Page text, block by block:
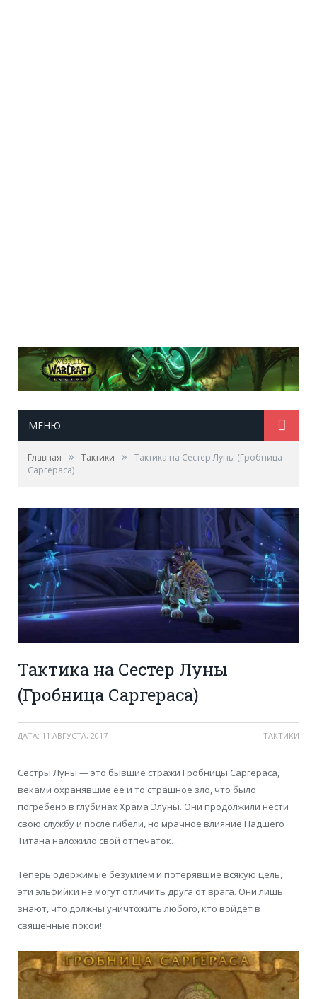
МЕНЮ
Главная » Тактики »
Тактика на Сестер Луны (Гробница
Саргераса)
Тактика на Сестер Луны
(Гробница Саргераса)
ДАТА: 11 АВГУСТА, 2017 ТАКТИКИ
Сестры Луны — это бывшие стражи Гробницы Саргераса,
веками охранявшие ее и то страшное зло, что было
погребено в глубинах Храма Элуны. Они продолжили нести
свою службу и после гибели, но мрачное влияние Падшего
Титана наложило свой отпечаток…
Теперь одержимые безумием и потерявшие всякую цель,
эти эльфийки не могут отличить друга от врага. Они лишь
знают, что должны уничтожить любого, кто войдет в
священные покои!